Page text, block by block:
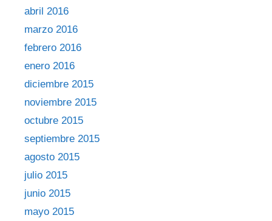
abril 2016
marzo 2016
febrero 2016
enero 2016
diciembre 2015
noviembre 2015
octubre 2015
septiembre 2015
agosto 2015
julio 2015
junio 2015
mayo 2015